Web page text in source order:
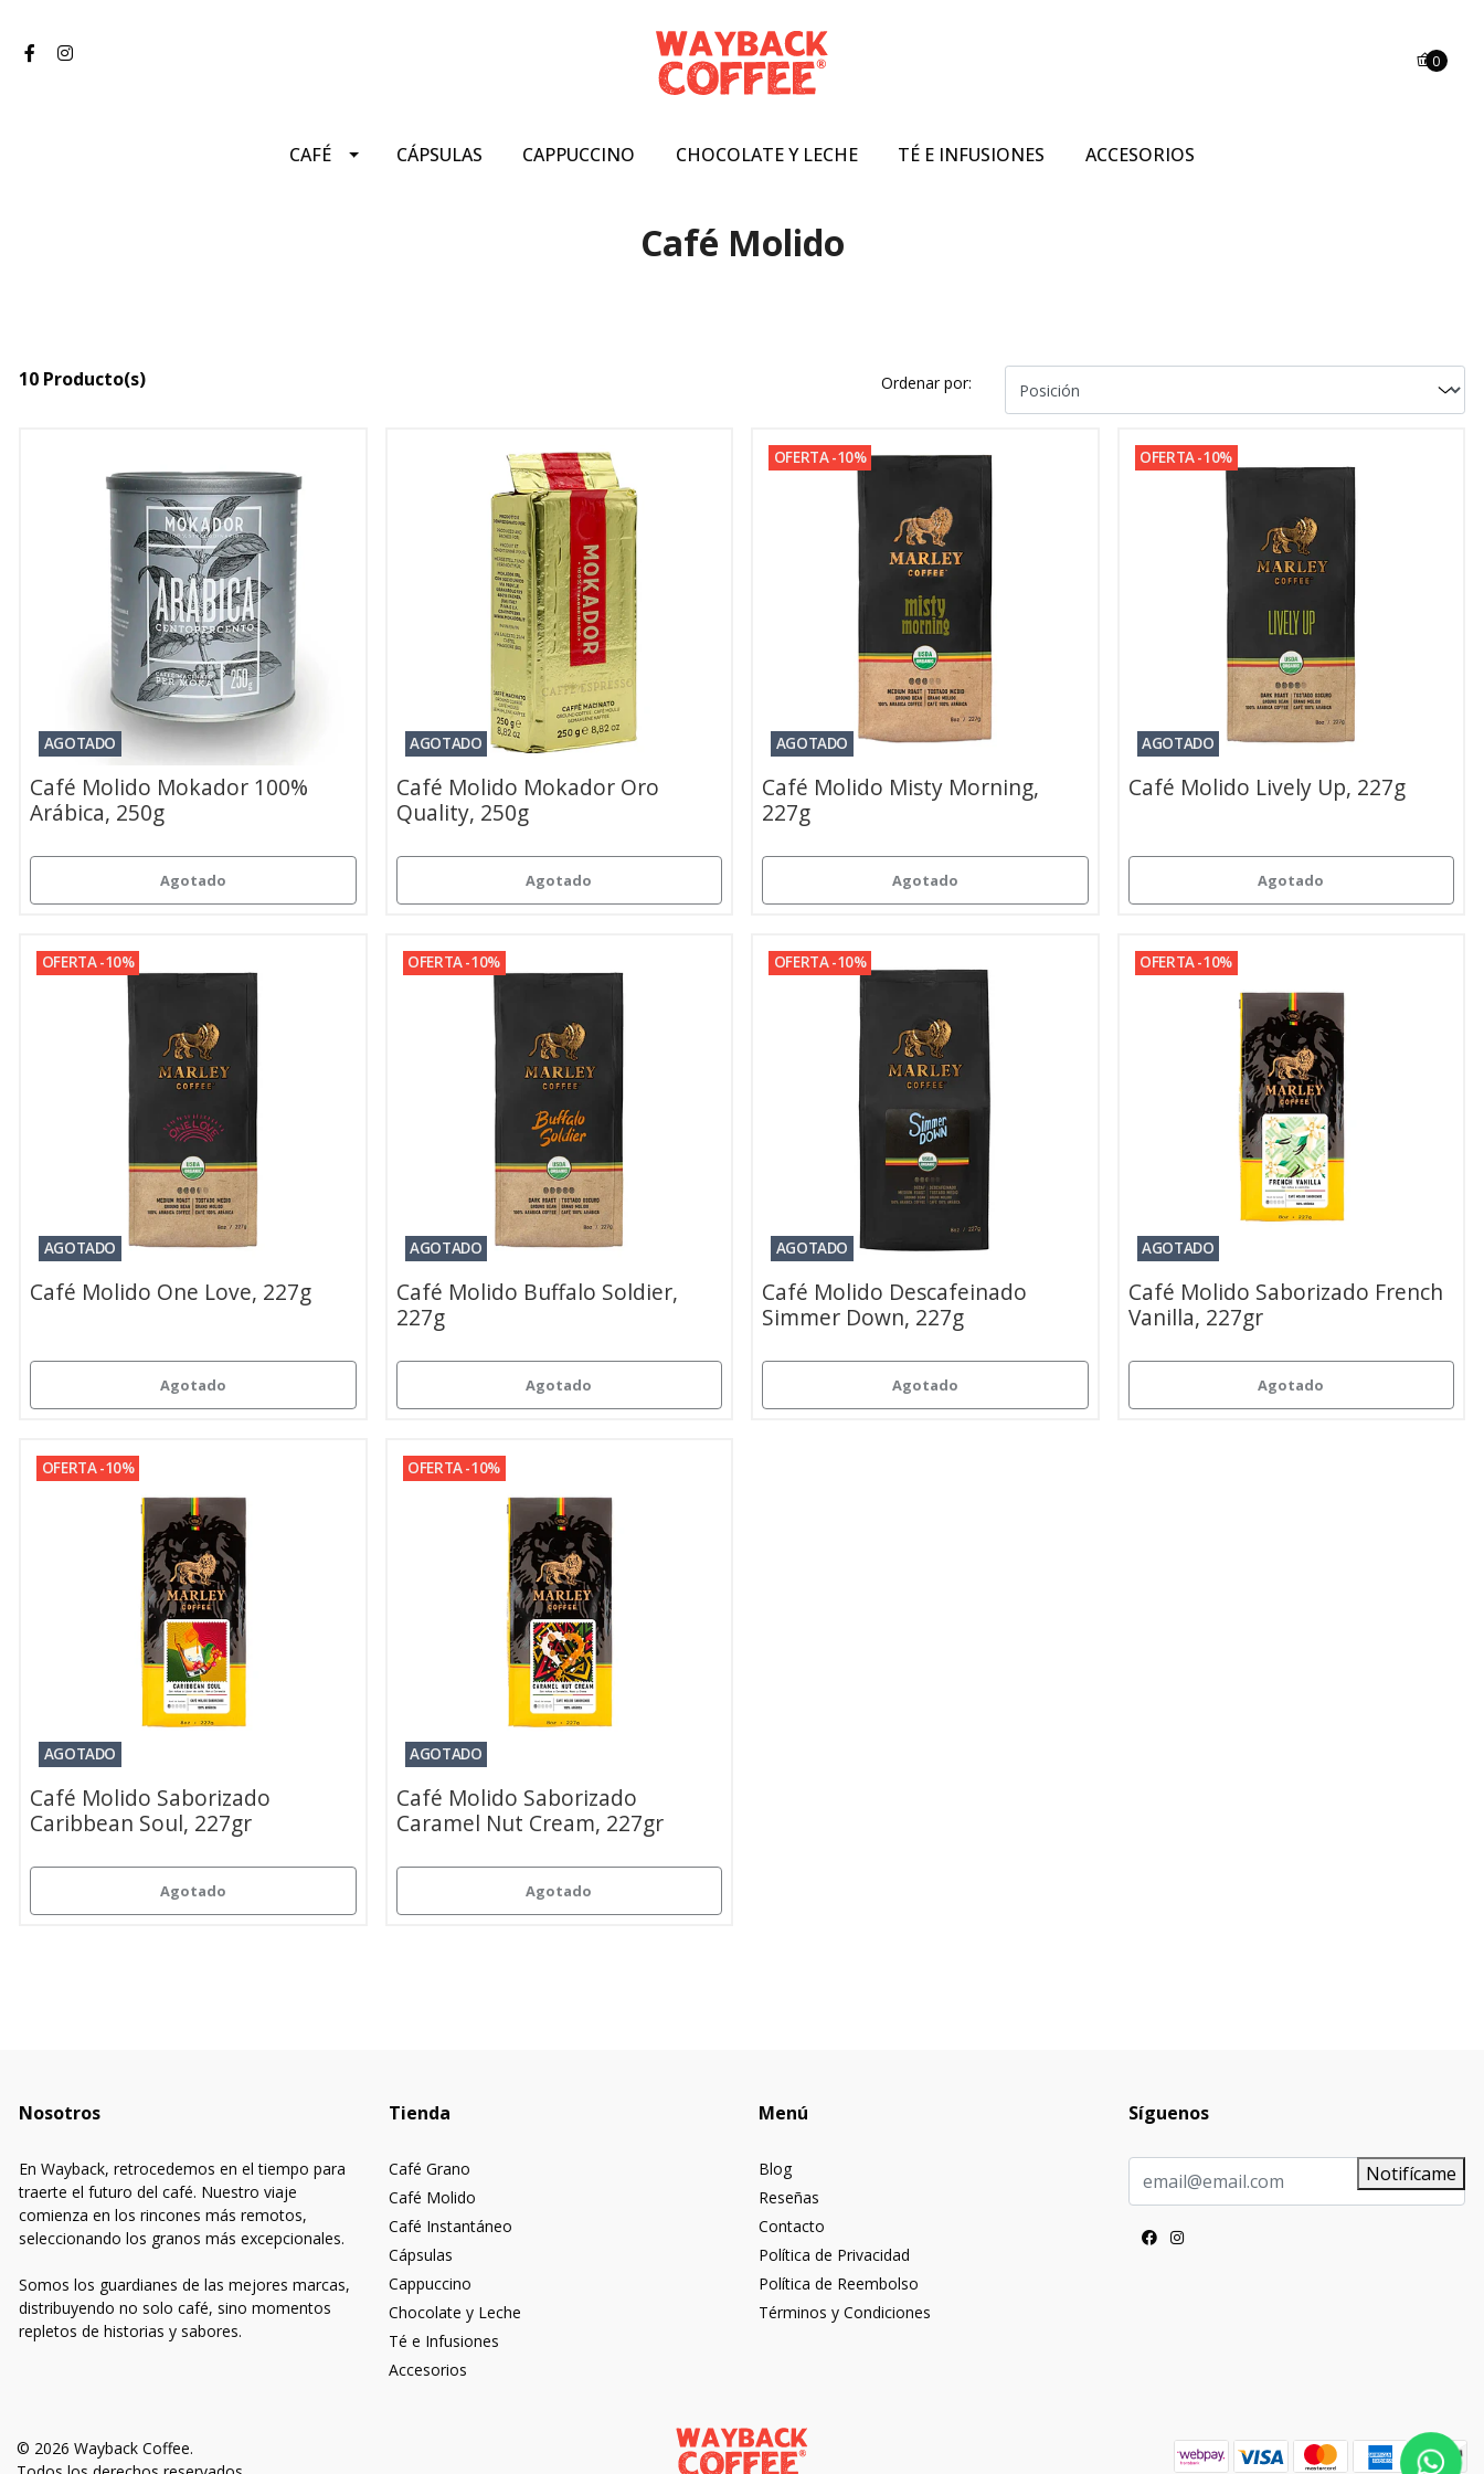
0
CAFÉ CÁPSULAS CAPPUCCINO CHOCOLATE Y LECHE TÉ E INFUSIONES ACCESORIOS
Café Molido
10 Producto(s) Ordenar por:
AGOTADO
Café Molido Mokador 100%
Arábica, 250g
Agotado
AGOTADO
Café Molido Mokador Oro
Quality, 250g
Agotado
OFERTA -10%
AGOTADO
Café Molido Misty Morning,
227g
Agotado
OFERTA -10%
AGOTADO
Café Molido Lively Up, 227g
Agotado
OFERTA -10%
AGOTADO
Café Molido One Love, 227g
Agotado
OFERTA -10%
AGOTADO
Café Molido Buffalo Soldier,
227g
Agotado
OFERTA -10%
AGOTADO
Café Molido Descafeinado
Simmer Down, 227g
Agotado
OFERTA -10%
AGOTADO
Café Molido Saborizado French
Vanilla, 227gr
Agotado
OFERTA -10%
AGOTADO
Café Molido Saborizado
Caribbean Soul, 227gr
Agotado
OFERTA -10%
AGOTADO
Café Molido Saborizado
Caramel Nut Cream, 227gr
Agotado
Nosotros
En Wayback, retrocedemos en el tiempo para
traerte el futuro del café. Nuestro viaje
comienza en los rincones más remotos,
seleccionando los granos más excepcionales.
Somos los guardianes de las mejores marcas,
distribuyendo no solo café, sino momentos
repletos de historias y sabores.
Tienda
Café Grano
Café Molido
Café Instantáneo
Cápsulas
Cappuccino
Chocolate y Leche
Té e Infusiones
Accesorios
Menú
Blog
Reseñas
Contacto
Política de Privacidad
Política de Reembolso
Términos y Condiciones
Síguenos
Notifícame
© 2026 Wayback Coffee.